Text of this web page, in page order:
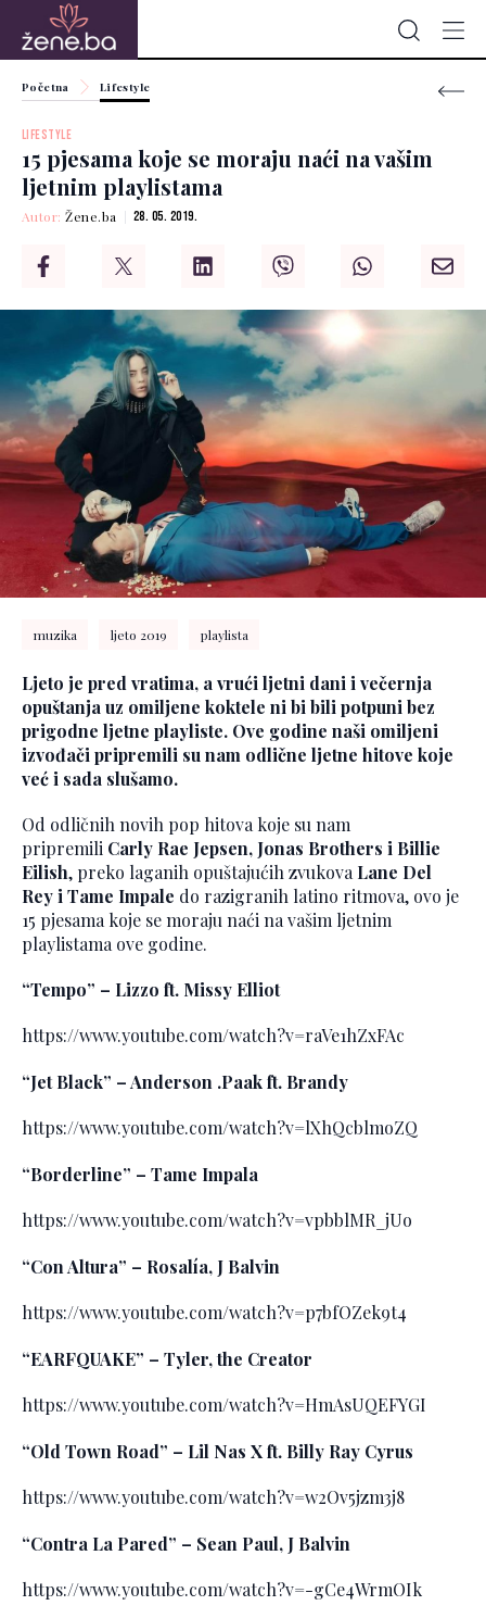
Početna Lifestyle
LIFESTYLE
15 pjesama koje se moraju naći na vašim
ljetnim playlistama
Autor:Žene.ba 28. 05. 2019.
muzika ljeto 2019 playlista
Ljeto je pred vratima, a vrući ljetni dani i večernja
opuštanja uz omiljene koktele ni bi bili potpuni bez
prigodne ljetne playliste. Ove godine naši omiljeni
izvođači pripremili su nam odlične ljetne hitove koje
već i sada slušamo.
Od odličnih novih pop hitova koje su nam
pripremili Carly Rae Jepsen, Jonas Brothers i Billie
Eilish, preko laganih opuštajućih zvukova Lane Del
Rey i Tame Impale do razigranih latino ritmova, ovo je
15 pjesama koje se moraju naći na vašim ljetnim
playlistama ove godine.
“Tempo” – Lizzo ft. Missy Elliot
https://www.youtube.com/watch?v=raVe1hZxFAc
“Jet Black” – Anderson .Paak ft. Brandy
https://www.youtube.com/watch?v=lXhQcblmoZQ
“Borderline” – Tame Impala
https://www.youtube.com/watch?v=vpbblMR_jUo
“Con Altura” – Rosalía, J Balvin
https://www.youtube.com/watch?v=p7bfOZek9t4
“EARFQUAKE” – Tyler, the Creator
https://www.youtube.com/watch?v=HmAsUQEFYGI
“Old Town Road” – Lil Nas X ft. Billy Ray Cyrus
https://www.youtube.com/watch?v=w2Ov5jzm3j8
“Contra La Pared” – Sean Paul, J Balvin
https://www.youtube.com/watch?v=-gCe4WrmOIk